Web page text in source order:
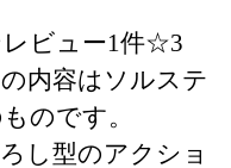
ビュー1件☆3
の内容はソルステ
のです。
し型のアクショ